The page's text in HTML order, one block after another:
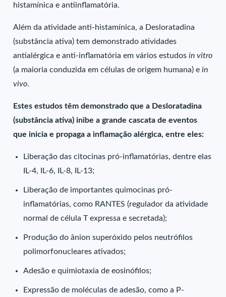
histamínica e antiinflamatória.
Além da atividade anti-histamínica, a Desloratadina
(substância ativa) tem demonstrado atividades
antialérgica e anti-inflamatória em vários estudosin vitro
(a maioria conduzida em células de origem humana) ein
vivo.
Estes estudos têm demonstrado que a Desloratadina
(substância ativa) inibe a grande cascata de eventos
que inicia e propaga a inflamação alérgica, entre eles:
Liberação das citocinas pró-inflamatórias, dentre elas
IL-4, IL-6, IL-8, IL-13;
Liberação de importantes quimocinas pró-
inflamatórias, como RANTES (regulador da atividade
normal de célula T expressa e secretada);
Produção do ânion superóxido pelos neutrófilos
polimorfonucleares ativados;
Adesão e quimiotaxia de eosinófilos;
Expressão de moléculas de adesão, como a P-